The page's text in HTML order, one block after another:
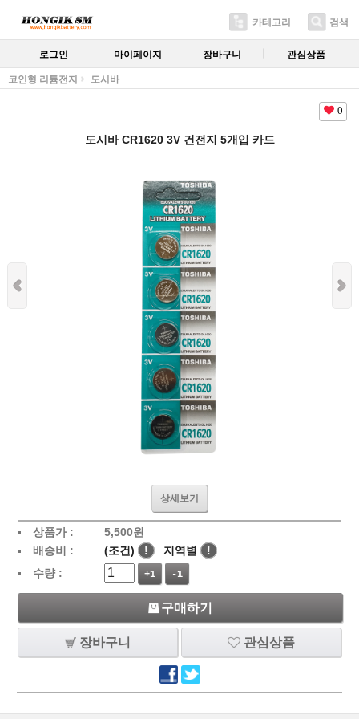
카테고리 검색
로그인 마이페이지 장바구니 관심상품
코인형 리튬전지 도시바
0
도시바 CR1620 3V 건전지 5개입 카드
상세보기
상품가 : 5,500원
배송비 :
(조건) ! 지역별
!
수량 :
+1 -1
구매하기
장바구니 관심상품